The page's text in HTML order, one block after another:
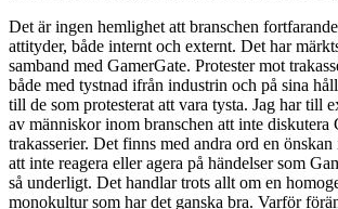
Det är ingen hemlighet att branschen fortfarande
attityder, både internt och externt. Det har
samband med GamerGate. Protester mot
både med tystnad ifrån industrin och på sina
till de som protesterat att vara tysta. Jag har till
av människor inom branschen att inte diskutera
trakasserier. Det finns med andra ord en
att inte reagera eller agera på händelser som
så underligt. Det handlar trots allt om en
monokultur som har det ganska bra. Varför